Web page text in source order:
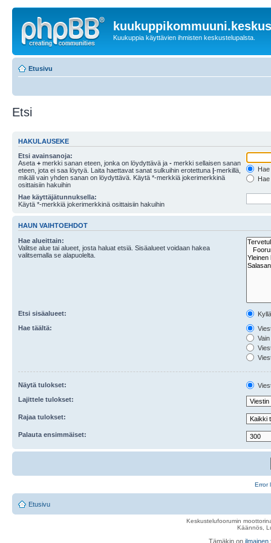
Kuukuppia käyttävien ihmisten keskustelupalsta.
Etusivu
Etsi
HAKULAUSEKE
Etsi avainsanoja:
Aseta + merkki sanan eteen, jonka on löydyttävä ja - merkki sellaisen sanan
eteen, jota ei saa löytyä. Laita haettavat sanat sulkuihin erotettuna |-merkillä,
mikäli vain yhden sanan on löydyttävä. Käytä *-merkkiä jokerimerkkinä
osittaisiin hakuihin
Hae käyttäjätunnuksella:
Käytä *-merkkiä jokerimerkkinä osittaisiin hakuihin
HAUN VAIHTOEHDOT
Hae alueittain:
Valitse alue tai alueet, josta haluat etsiä. Sisäalueet voidaan hakea
valitsemalla se alapuolelta.
Etsi sisäalueet:
Hae täältä:
Näytä tulokset:
Lajittele tulokset:
Rajaa tulokset:
Palauta ensimmäiset:
Error
Etusivu
Keskustelufoorumin
Käännös,
Tämäkin on ilmainen